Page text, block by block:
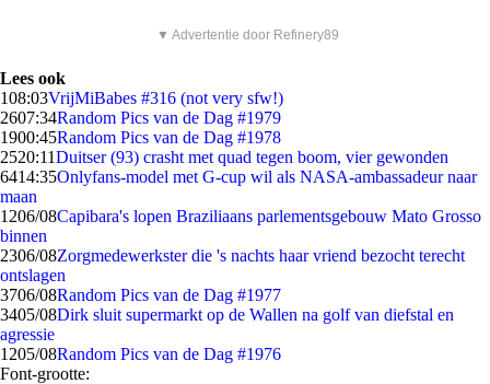
▼ Advertentie door Refinery89
Lees ook
108:03VrijMiBabes #316 (not very sfw!)
2607:34Random Pics van de Dag #1979
1900:45Random Pics van de Dag #1978
2520:11Duitser (93) crasht met quad tegen boom, vier gewonden
6414:35Onlyfans-model met G-cup wil als NASA-ambassadeur naar
maan
1206/08Capibara's lopen Braziliaans parlementsgebouw Mato Grosso
binnen
2306/08Zorgmedewerkster die 's nachts haar vriend bezocht terecht
ontslagen
3706/08Random Pics van de Dag #1977
3405/08Dirk sluit supermarkt op de Wallen na golf van diefstal en
agressie
1205/08Random Pics van de Dag #1976
Font-grootte: